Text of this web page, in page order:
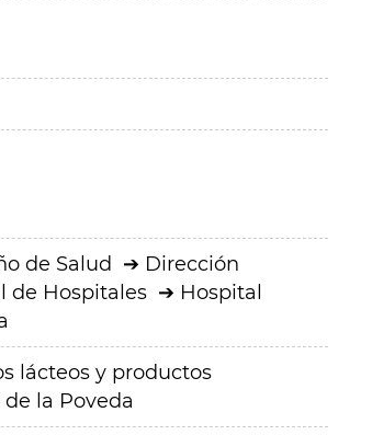
de Salud
Dirección
de Hospitales
Hospital
lácteos y productos
la Poveda